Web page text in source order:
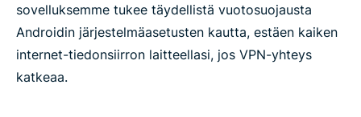
sovelluksemme tukee täydellistä vuotosuojausta
Androidin järjestelmäasetusten kautta, estäen kaiken
internet-tiedonsiirron laitteellasi, jos VPN-yhteys
katkeaa.